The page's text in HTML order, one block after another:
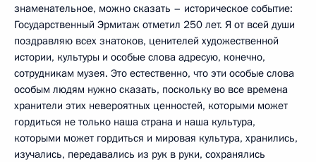
знаменательное, можно сказать – историческое событие:
Государственный Эрмитаж отметил 250 лет. Я от всей души
поздравляю всех знатоков, ценителей художественной
истории, культуры и особые слова адресую, конечно,
сотрудникам музея. Это естественно, что эти особые слова
особым людям нужно сказать, поскольку во все времена
хранители этих невероятных ценностей, которыми может
гордиться не только наша страна и наша культура,
которыми может гордиться и мировая культура, хранились,
изучались, передавались из рук в руки, сохранялись